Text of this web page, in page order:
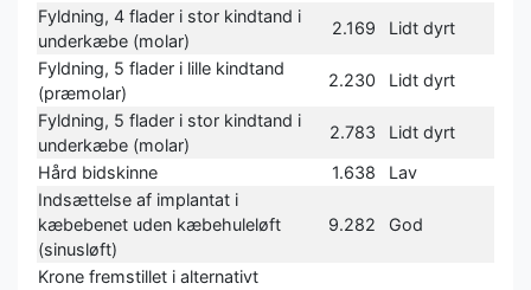
Fyldning, 4 flader i stor kindtand i
underkæbe (molar)
2.169
Lidt dyrt
Fyldning, 5 flader i lille kindtand
(præmolar)
2.230
Lidt dyrt
Fyldning, 5 flader i stor kindtand i
underkæbe (molar)
2.783
Lidt dyrt
Hård bidskinne
1.638
Lav
Indsættelse af implantat i
kæbebenet uden kæbehuleløft
(sinusløft)
9.282 God
Krone fremstillet i alternativt